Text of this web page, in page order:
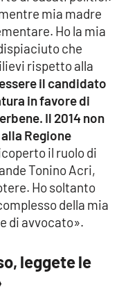
mia madre
Ho la mia
che
rispetto alla
il candidato
in favore di
Il 2014 non
Regione
il ruolo di
Tonino Acri,
Ho soltanto
della mia
di avvocato».
leggete le